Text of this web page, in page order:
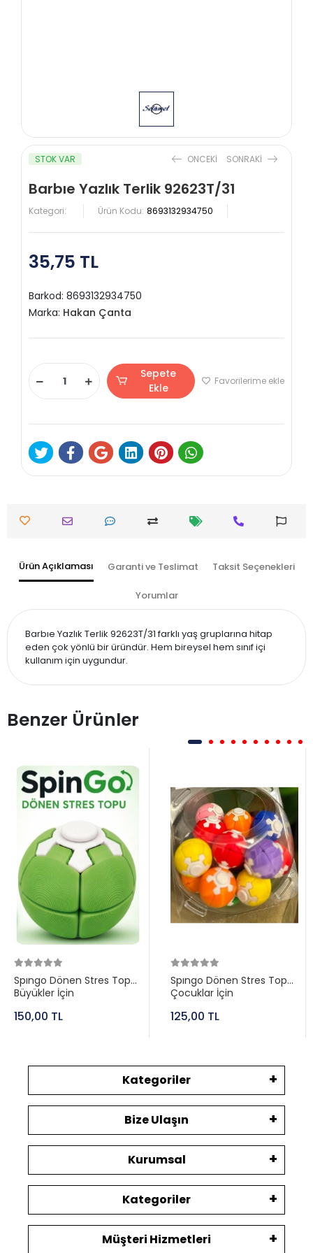
STOK VAR ONCEKI SONRAKI
Barbıe Yazlık Terlik 92623T/31
Kategori: Ürün Kodu: 8693132934750
35,75 TL
Barkod: 8693132934750
Marka: Hakan Çanta
Sepete
Ekle
Favorilerime ekle
Ürün Açıklaması Garanti ve Teslimat Taksit Seçenekleri
Yorumlar
Barbıe Yazlık Terlik 92623T/31 farklı yaş gruplarına hitap
eden çok yönlü bir üründür. Hem bireysel hem sınıf içi
kullanım için uygundur.
Benzer Ürünler
Spıngo Dönen Stres Topu
Büyükler İçin
150,00 TL
Spıngo Dönen Stres Topu
Çocuklar İçin
125,00 TL
Kategoriler
Bize Ulaşın
Kurumsal
Kategoriler
Müşteri Hizmetleri